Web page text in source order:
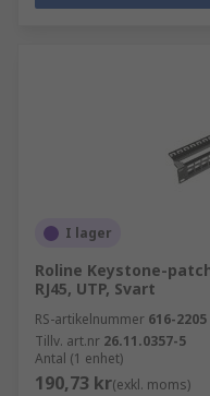
I lager
Roline Keystone-
RJ45, UTP, Svart
RS-artikelnummer 616-2205
Tillv. art.nr 26.11.0357-5
Antal (1 enhet)
190,73 kr(exkl. moms)